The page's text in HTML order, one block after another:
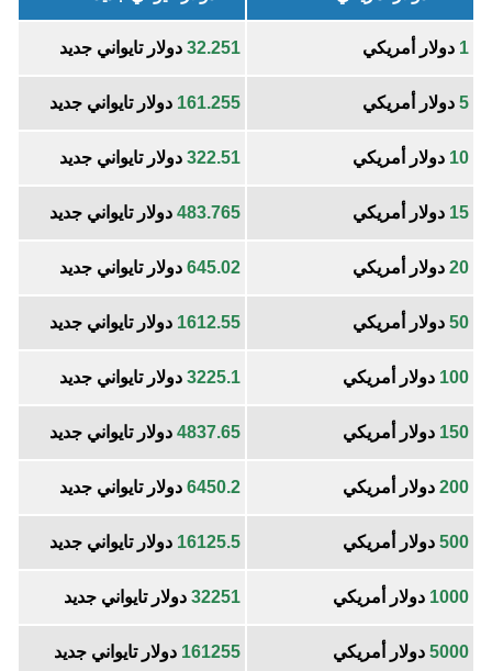
1 دولار أمريكي 32.251 دولار تايواني جديد
5 دولار أمريكي 161.255 دولار تايواني جديد
10 دولار أمريكي 322.51 دولار تايواني جديد
15 دولار أمريكي 483.765 دولار تايواني جديد
20 دولار أمريكي 645.02 دولار تايواني جديد
50 دولار أمريكي 1612.55 دولار تايواني جديد
100 دولار أمريكي 3225.1 دولار تايواني جديد
150 دولار أمريكي 4837.65 دولار تايواني جديد
200 دولار أمريكي 6450.2 دولار تايواني جديد
500 دولار أمريكي 16125.5 دولار تايواني جديد
1000 دولار أمريكي 32251 دولار تايواني جديد
5000 دولار أمريكي 161255 دولار تايواني جديد